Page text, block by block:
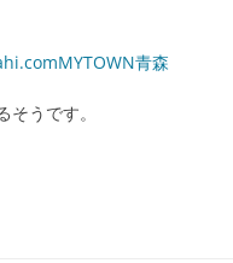
青森
うです。